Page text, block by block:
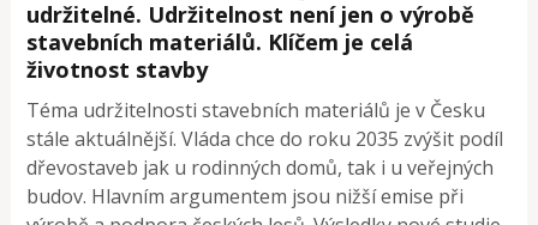
udržitelné. Udržitelnost není jen o výrobě
stavebních materiálů. Klíčem je celá
životnost stavby
Téma udržitelnosti stavebních materiálů je v Česku
stále aktuálnější. Vláda chce do roku 2035 zvýšit podíl
dřevostaveb jak u rodinných domů, tak i u veřejných
budov. Hlavním argumentem jsou nižší emise při